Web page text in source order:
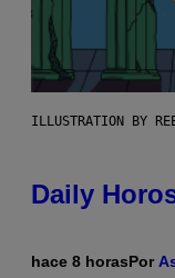
ILLUSTRATION BY
Daily
hace 8 horasPor